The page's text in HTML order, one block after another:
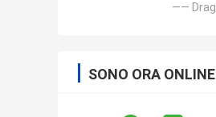
——
SONO ORA